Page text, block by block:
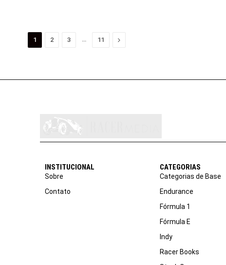
1 2 3 11 Proximo
INSTITUCIONAL
Sobre
Contato
CATEGORIAS
Categorias de Base
Endurance
Fórmula 1
Fórmula E
Indy
Racer Books